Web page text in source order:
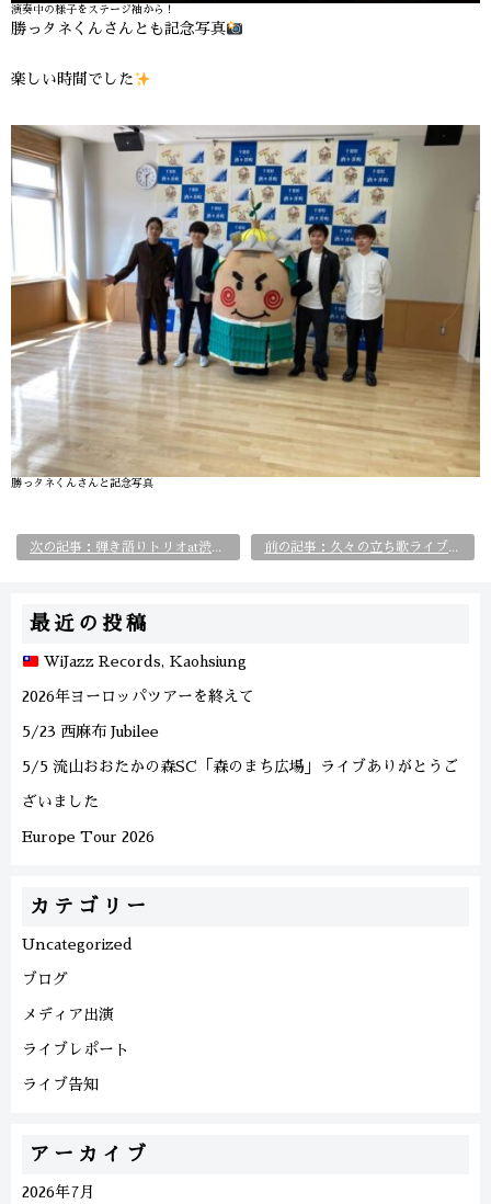
演奏中の様子をステージ袖から！
勝っタネくんさんとも記念写真
楽しい時間でした
勝っタネくんさんと記念写真
次の記事：弾き語りトリオat渋谷Body&Soul！ 前の記事：久々の立ち歌ライブat吉祥寺M.J.SMILE
最近の投稿
WiJazz Records, Kaohsiung
2026年ヨーロッパツアーを終えて
5/23 西麻布 Jubilee
5/5 流山おおたかの森SC「森のまち広場」ライブありがとうご
ざいました
Europe Tour 2026
カテゴリー
Uncategorized
ブログ
メディア出演
ライブレポート
ライブ告知
アーカイブ
2026年7月